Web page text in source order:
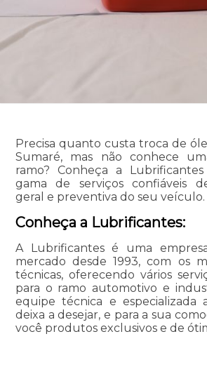
Precisa quanto custa troca de
Sumaré, mas não conhece
ramo? Conheça a
gama de serviços confiáveis
geral e preventiva do seu veículo.
Conheça a Lubrificantes:
A Lubrificantes é uma
mercado desde 1993, com os
técnicas, oferecendo vários
para o ramo automotivo e
equipe técnica e especializada
deixa a desejar, e para a sua
você produtos exclusivos e de